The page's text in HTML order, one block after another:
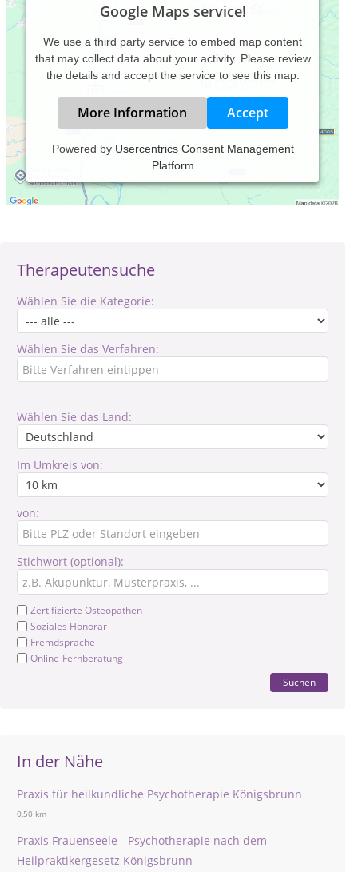
Therapeutensuche
Wählen Sie die Kategorie:
Wählen Sie das Verfahren:
Wählen Sie das Land:
Im Umkreis von:
von:
Stichwort (optional):
Zertifizierte Osteopathen
Soziales Honorar
Fremdsprache
Online-Fernberatung
Suchen
In der Nähe
Praxis für heilkundliche Psychotherapie Königsbrunn
0,50 km
Praxis Frauenseele - Psychotherapie nach dem
Heilpraktikergesetz Königsbrunn
Google Maps service!
We use a third party service to embed map content
that may collect data about your activity. Please review
the details and accept the service to see this map.
More Information Accept
Powered by Usercentrics Consent Management
Platform
Verantwortlich für den Inhalt des Eintrages ist: Markus Schuh